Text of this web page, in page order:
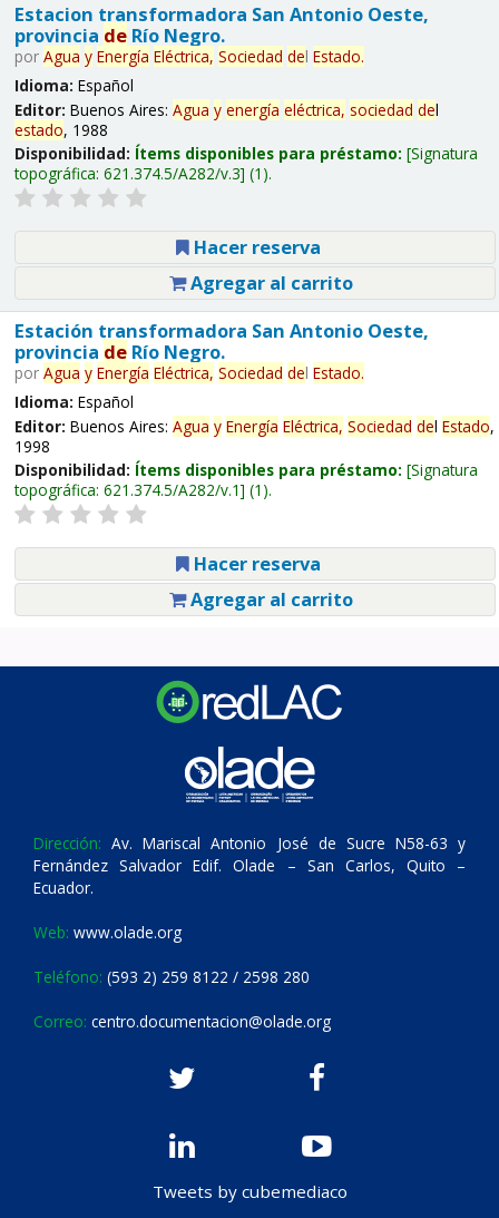
Estacion transformadora San Antonio Oeste,
provincia deRío Negro.
por Agua y Energía Eléctrica, Sociedad del Estado.
Idioma: Español
Editor: Buenos Aires: Agua y energía eléctrica, sociedad del
estado, 1988
Disponibilidad: Ítems disponibles para préstamo: Signatura
topográfica: 621.374.5/A282/v.3 (1).
Hacer reserva
Agregar al carrito
Estación transformadora San Antonio Oeste,
provincia deRío Negro.
por Agua y Energía Eléctrica, Sociedad del Estado.
Idioma: Español
Editor: Buenos Aires: Agua y Energía Eléctrica, Sociedad del Estado,
1998
Disponibilidad: Ítems disponibles para préstamo: Signatura
topográfica: 621.374.5/A282/v.1 (1).
Hacer reserva
Agregar al carrito
Dirección: Av. Mariscal Antonio José de Sucre N58-63 y
Fernández Salvador Edif. Olade – San Carlos, Quito –
Ecuador.
Web: www.olade.org
Teléfono: (593 2) 259 8122 / 2598 280
Correo: centro.documentacion@olade.org
Tweets by cubemediaco